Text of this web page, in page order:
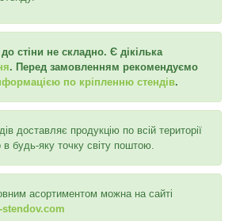
стіни не складно. Є дікілька
. Перед замовленням рекомендуємо
по кріпленню стендів.
доставляє продукцію по всій території
будь-яку точку світу поштою.
асортиментом можна на сайті